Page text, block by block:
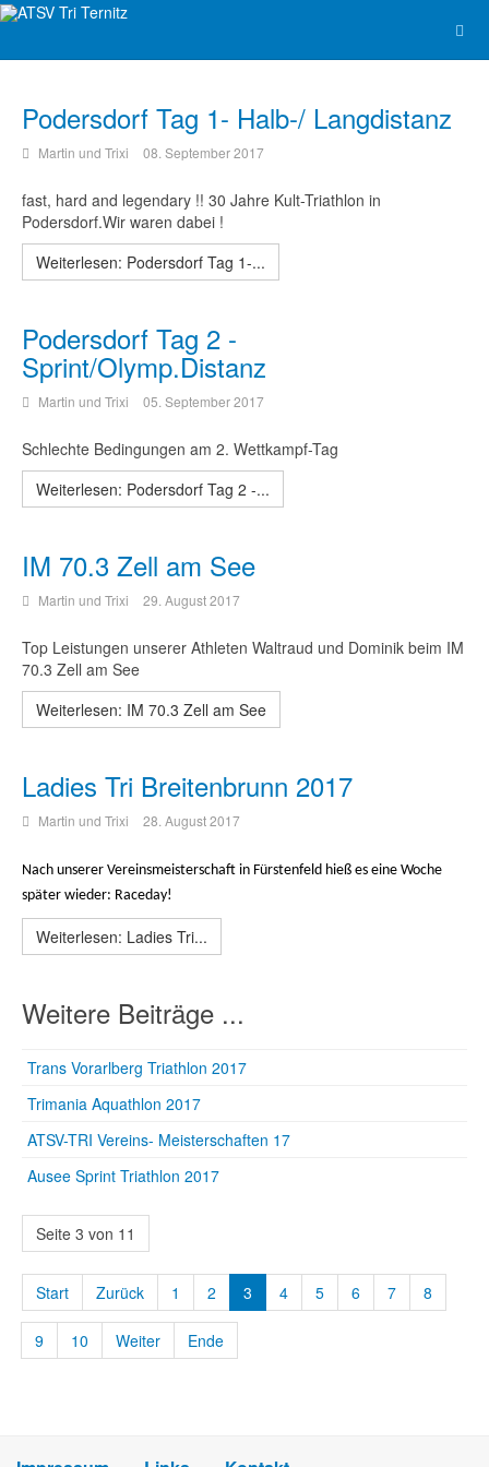
Podersdorf Tag 1- Halb-/ Langdistanz
Martin und Trixi 08. September 2017
fast, hard and legendary !! 30 Jahre Kult-Triathlon in
Podersdorf.Wir waren dabei !
Weiterlesen: Podersdorf Tag 1-...
Podersdorf Tag 2 -
Sprint/Olymp.Distanz
Martin und Trixi 05. September 2017
Schlechte Bedingungen am 2. Wettkampf-Tag
Weiterlesen: Podersdorf Tag 2 -...
IM 70.3 Zell am See
Martin und Trixi 29. August 2017
Top Leistungen unserer Athleten Waltraud und Dominik beim IM
70.3 Zell am See
Weiterlesen: IM 70.3 Zell am See
Ladies Tri Breitenbrunn 2017
Martin und Trixi 28. August 2017
Nach unserer Vereinsmeisterschaft in Fürstenfeld hieß es eine Woche
später wieder: Raceday!
Weiterlesen: Ladies Tri...
Weitere Beiträge ...
Trans Vorarlberg Triathlon 2017
Trimania Aquathlon 2017
ATSV-TRI Vereins- Meisterschaften 17
Ausee Sprint Triathlon 2017
Seite 3 von 11
Start Zurück 1 2 3 4 5 6 7 8
9 10 Weiter Ende